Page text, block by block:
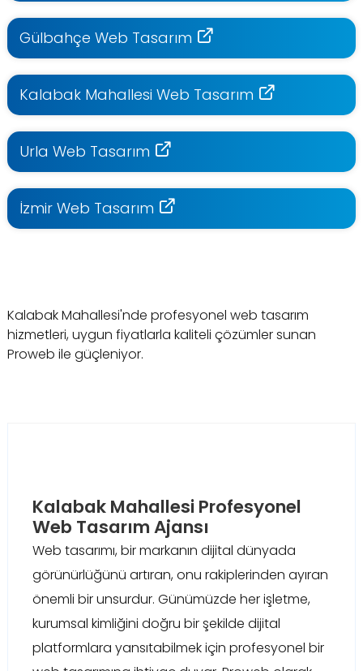
Gülbahçe Web Tasarım
Kalabak Mahallesi Web Tasarım
Urla Web Tasarım
İzmir Web Tasarım
Kalabak Mahallesi'nde profesyonel web tasarım
hizmetleri, uygun fiyatlarla kaliteli çözümler sunan
Proweb ile güçleniyor.
Kalabak Mahallesi Profesyonel
Web Tasarım Ajansı
Web tasarımı, bir markanın dijital dünyada
görünürlüğünü artıran, onu rakiplerinden ayıran
önemli bir unsurdur. Günümüzde her işletme,
kurumsal kimliğini doğru bir şekilde dijital
platformlara yansıtabilmek için profesyonel bir